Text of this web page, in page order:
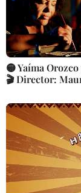
🟡 Yaíma
🎬 Director: